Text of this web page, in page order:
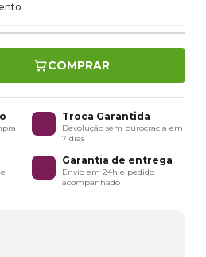
COMPRAR
Troca Garantida
Devolução sem burocracia em
7 dias
Garantia de entrega
Envio em 24h e pedido
acompanhado